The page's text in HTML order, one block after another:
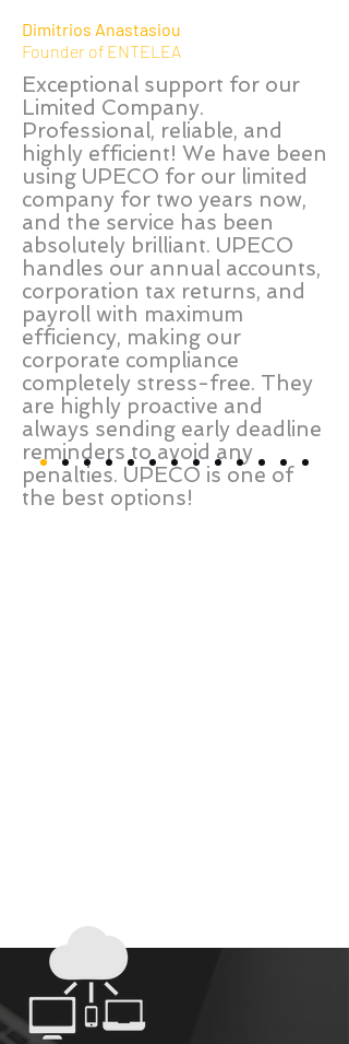
Dimitrios Anastasiou
Founder of ENTELEA
Exceptional support for our
Limited Company.
Professional, reliable, and
highly efficient! We have been
using UPECO for our limited
company for two years now,
and the service has been
absolutely brilliant. UPECO
handles our annual accounts,
corporation tax returns, and
payroll with maximum
efficiency, making our
corporate compliance
completely stress-free. They
are highly proactive and
always sending early deadline
reminders to avoid any
penalties. UPECO is one of
the best options!